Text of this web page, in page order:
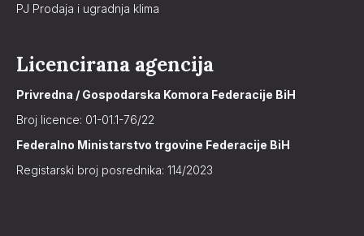
PJ Prodaja i ugradnja klima
Licencirana agencija
Privredna / Gospodarska Komora Federacije BiH
Broj licence: 01-01.1-76/22
Federalno Ministarstvo trgovine Federacije BiH
Registarski broj posrednika: 114/2023